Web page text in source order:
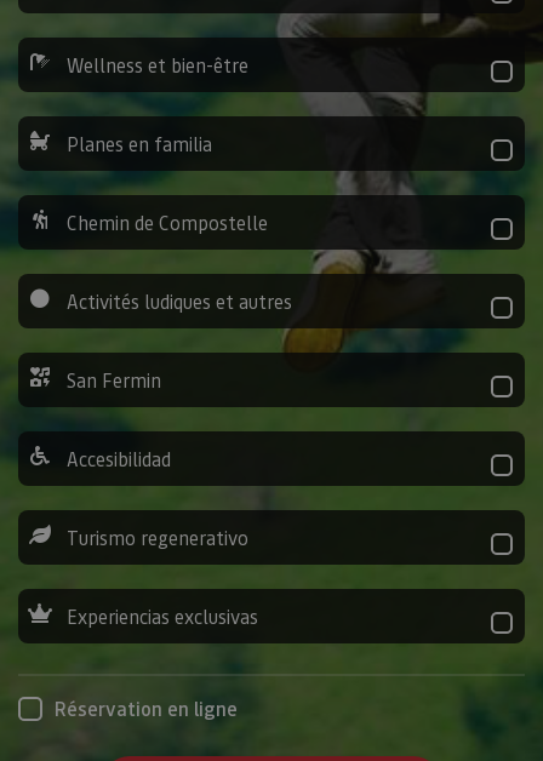
Wellness et bien-être
Planes en familia
Chemin de Compostelle
Activités ludiques et autres
San Fermin
Accesibilidad
Turismo regenerativo
Experiencias exclusivas
Réservation en ligne